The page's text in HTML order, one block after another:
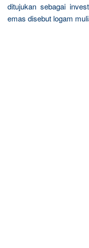
ditujukan sebagai
emas disebut logam